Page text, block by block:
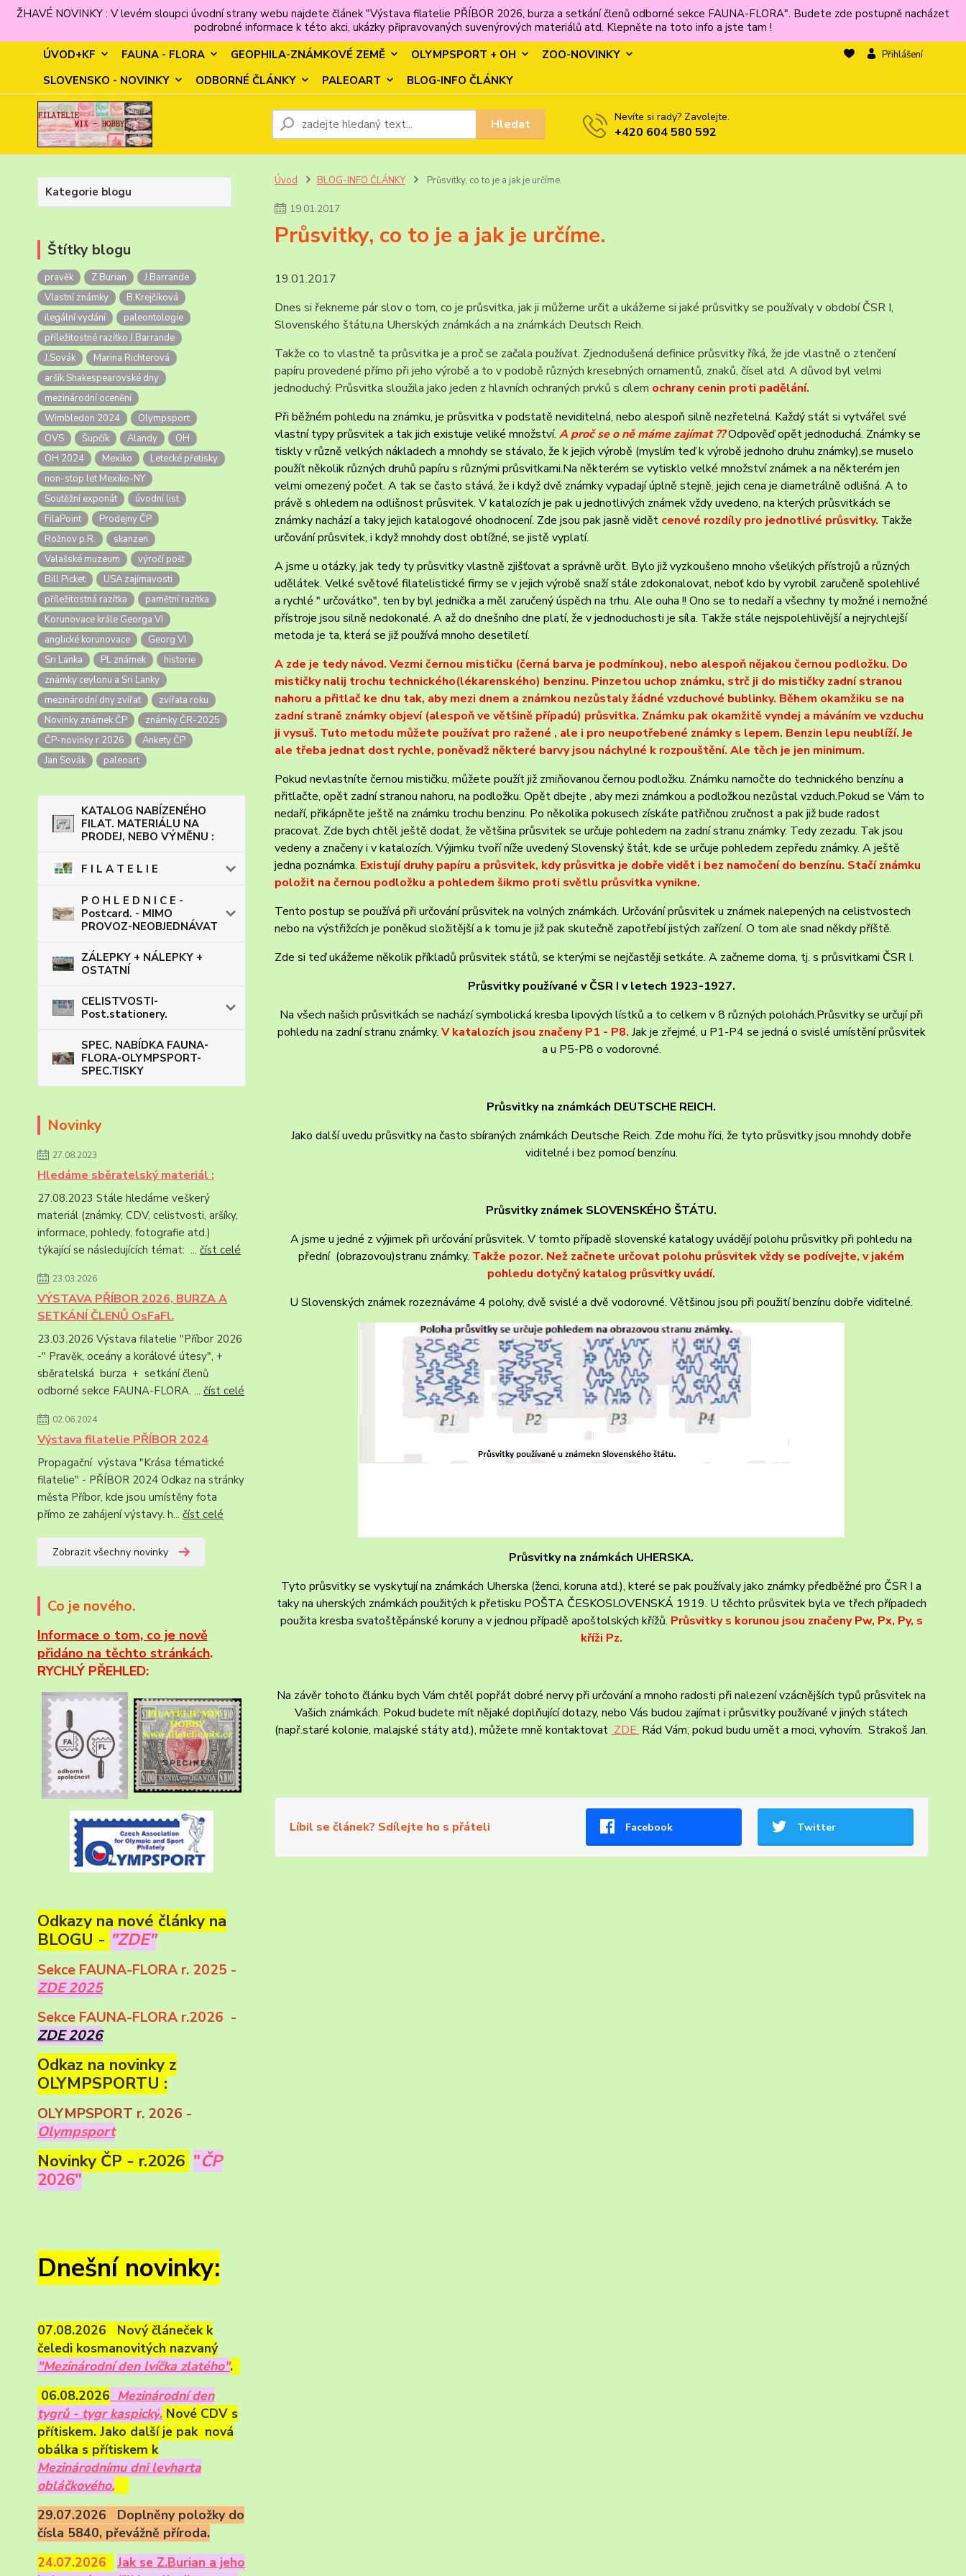
ŽHAVÉ NOVINKY : V levém sloupci úvodní strany webu najdete článek "Výstava filatelie PŘÍBOR 2026, burza a setkání členů odborné sekce FAUNA-FLORA". Budete zde postupně nacházet
podrobné informace k této akci, ukázky připravovaných suvenýrových materiálů atd. Klepněte na toto info a jste tam !
ÚVOD+KF
FAUNA - FLORA GEOPHILA-ZNÁMKOVÉ ZEMĚ OLYMPSPORT + OH
ZOO-NOVINKY
SLOVENSKO - NOVINKY
ODBORNÉ ČLÁNKY PALEOART BLOG-INFO ČLÁNKY
Přihlášení
Hledat Nevíte si rady? Zavolejte.
+420 604 580 592
Kategorie blogu
Štítky blogu
pravěk Z.Burian
J.Barrande
Vlastní známky
B.Krejčíková
ilegální vydání
paleontologie
příležitostné razítko J.Barrande
J.Sovák
Marina Richterová
aršík Shakespearovské dny
mezinárodní ocenění
Wimbledon 2024
Olympsport
OVS
Šupčík Alandy
OH
OH 2024
Mexiko
Letecké přetisky
non-stop let Mexiko-NY
Soutěžní exponát
úvodní list
FilaPoint
Prodejny ČP
Rožnov p.R.
skanzen
Valašské muzeum
výročí pošt
Bill Picket
USA zajímavosti
příležitostná razítka
pamětní razítka
Korunovace krále Georga VI
anglické korunovace
Georg VI
Sri Lanka
PL známek
historie
známky ceylonu a Sri Lanky
mezinárodní dny zvířat
zvířata roku
Novinky známek ČP
známky ČR-2025
ČP-novinky r.2026
Ankety ČP
Jan Sovák
paleoart
KATALOG NABÍZENÉHO
FILAT. MATERIÁLU NA
PRODEJ, NEBO VÝMĚNU :
F I L A T E L I E
P O H L E D N I C E -
Postcard. - MIMO
PROVOZ-NEOBJEDNÁVAT
ZÁLEPKY + NÁLEPKY +
OSTATNÍ
CELISTVOSTI-
Post.stationery.
SPEC. NABÍDKA FAUNA-
FLORA-OLYMPSPORT-
SPEC.TISKY
Novinky
27.08.2023
Hledáme sběratelský materiál :
27.08.2023 Stále hledáme veškerý
materiál (známky, CDV, celistvosti, aršíky,
informace, pohledy, fotografie atd.)
týkající se následujících témat: ... číst celé
23.03.2026
VÝSTAVA PŘÍBOR 2026, BURZA A
SETKÁNÍ ČLENŮ OsFaFl.
23.03.2026 Výstava filatelie "Příbor 2026
-" Pravěk, oceány a korálové útesy", +
sběratelská burza + setkání členů
odborné sekce FAUNA-FLORA. ... číst celé
02.06.2024
Výstava filatelie PŘÍBOR 2024
Propagační výstava "Krása tématické
filatelie" - PŘÍBOR 2024 Odkaz na stránky
města Příbor, kde jsou umístěny fota
přímo ze zahájení výstavy. h... číst celé
Zobrazit všechny novinky
Co je nového.
Informace o tom, co je nově
přidáno na těchto stránkách.
RYCHLÝ PŘEHLED:
Odkazy na nové články na
BLOGU - "ZDE"
Sekce FAUNA-FLORA r. 2025 -
ZDE 2025
Sekce FAUNA-FLORA r.2026 -
ZDE 2026
Odkaz na novinky z
OLYMPSPORTU :
OLYMPSPORT r. 2026 -
Olympsport
Novinky ČP - r.2026 "ČP
2026"
Dnešní novinky:
07.08.2026 Nový článeček k
čeledi kosmanovitých nazvaný
"Mezinárodní den lvíčka zlatého".
06.08.2026 Mezinárodní den
tygrů - tygr kaspický. Nové CDV s
přítiskem. Jako další je pak nová
obálka s přítiskem k
Mezinárodnímu dni levharta
obláčkového.
29.07.2026 Doplněny položky do
čísla 5840, převážně příroda.
24.07.2026
Jak se Z.Burian a jeho
Úvod BLOG-INFO ČLÁNKY Průsvitky, co to je a jak je určíme.
19.01.2017
Průsvitky, co to je a jak je určíme.
19.01.2017
Dnes si řekneme pár slov o tom, co je průsvitka, jak ji můžeme určit a ukážeme si jaké průsvitky se používaly v období ČSR I,
Slovenského štátu,na Uherských známkách a na známkách Deutsch Reich.
Takže co to vlastně ta průsvitka je a proč se začala používat. Zjednodušená definice průsvitky říká, že jde vlastně o ztenčení
papíru provedené přímo při jeho výrobě a to v podobě různých kresebných ornamentů, znaků, čísel atd. A důvod byl velmi
jednoduchý. Průsvitka sloužila jako jeden z hlavních ochraných prvků s cílem ochrany cenin proti padělání.
Při běžném pohledu na známku, je průsvitka v podstatě neviditelná, nebo alespoň silně nezřetelná. Každý stát si vytvářel své
vlastní typy průsvitek a tak jich existuje veliké množství. A proč se o ně máme zajímat ??Odpověď opět jednoduchá. Známky se
tiskly v různě velkých nákladech a mnohdy se stávalo, že k jejich výrobě (myslím teď k výrobě jednoho druhu známky),se muselo
použít několik různých druhů papíru s různými průsvitkami.Na některém se vytisklo velké množství známek a na některém jen
velmi omezený počet. A tak se často stává, že i když dvě známky vypadají úplně stejně, jejich cena je diametrálně odlišná. A to
právě s ohledem na odlišnost průsvitek. V katalozích je pak u jednotlivých známek vždy uvedeno, na kterých průsvitkách se
známky nachází a taky jejich katalogové ohodnocení. Zde jsou pak jasně vidět cenové rozdíly pro jednotlivé průsvitky. Takže
určování průsvitek, i když mnohdy dost obtížné, se jistě vyplatí.
A jsme u otázky, jak tedy ty průsvitky vlastně zjišťovat a správně určit. Bylo již vyzkoušeno mnoho všelikých přístrojů a různých
udělátek. Velké světové filatelistické firmy se v jejich výrobě snaží stále zdokonalovat, neboť kdo by vyrobil zaručeně spolehlivé
a rychlé " určovátko", ten by byl jednička a měl zaručený úspěch na trhu. Ale ouha !! Ono se to nedaří a všechny ty možné i nemožné
přístroje jsou silně nedokonalé. A až do dnešního dne platí, že v jednoduchosti je síla. Takže stále nejspolehlivější a nejrychlejší
metoda je ta, která se již používá mnoho desetiletí.
A zde je tedy návod. Vezmi černou mističku (černá barva je podmínkou), nebo alespoň nějakou černou podložku. Do
mističky nalij trochu technického(lékarenského) benzinu. Pinzetou uchop známku, strč ji do mističky zadní stranou
nahoru a přitlač ke dnu tak, aby mezi dnem a známkou nezůstaly žádné vzduchové bublinky. Během okamžiku se na
zadní straně známky objeví (alespoň ve většině případú) průsvitka. Známku pak okamžitě vyndej a máváním ve vzduchu
ji vysuš. Tuto metodu můžete používat pro ražené , ale i pro neupotřebené známky s lepem. Benzin lepu neublíží. Je
ale třeba jednat dost rychle, poněvadž některé barvy jsou náchylné k rozpouštění. Ale těch je jen minimum.
Pokud nevlastníte černou mističku, můžete použít již zmiňovanou černou podložku. Známku namočte do technického benzínu a
přitlačte, opět zadní stranou nahoru, na podložku. Opět dbejte , aby mezi známkou a podložkou nezůstal vzduch.Pokud se Vám to
nedaří, přikápněte ještě na známku trochu benzinu. Po několika pokusech získáte patřičnou zručnost a pak již bude radost
pracovat. Zde bych chtěl ještě dodat, že většina průsvitek se určuje pohledem na zadní stranu známky. Tedy zezadu. Tak jsou
vedeny a značeny i v katalozích. Výjimku tvoří níže uvedený Slovenský štát, kde se určuje pohledem zepředu známky. A ještě
jedna poznámka. Existují druhy papíru a průsvitek, kdy průsvitka je dobře vidět i bez namočení do benzínu. Stačí známku
položit na černou podložku a pohledem šikmo proti světlu průsvitka vynikne.
Tento postup se používá při určování průsvitek na volných známkách. Určování průsvitek u známek nalepených na celistvostech
nebo na výstřižcích je poněkud složitější a k tomu je již pak skutečně zapotřebí jistých zařízení. O tom ale snad někdy příště.
Zde si teď ukážeme několik příkladů průsvitek států, se kterými se nejčastěji setkáte. A začneme doma, tj. s průsvitkami ČSR I.
Průsvitky používané v ČSR I v letech 1923-1927.
Na všech našich průsvitkách se nachází symbolická kresba lipových lístků a to celkem v 8 různých polohách.Průsvitky se určují při
pohledu na zadní stranu známky. V katalozích jsou značeny P1 - P8. Jak je zřejmé, u P1-P4 se jedná o svislé umístění průsvitek
a u P5-P8 o vodorovné.
Průsvitky na známkách DEUTSCHE REICH.
Jako další uvedu průsvitky na často sbíraných známkách Deutsche Reich. Zde mohu říci, že tyto průsvitky jsou mnohdy dobře
viditelné i bez pomocí benzínu.
Průsvitky známek SLOVENSKÉHO ŠTÁTU.
A jsme u jedné z výjimek při určování průsvitek. V tomto případě slovenské katalogy uvádějí polohu průsvitky při pohledu na
přední (obrazovou)stranu známky. Takže pozor. Než začnete určovat polohu průsvitek vždy se podívejte, v jakém
pohledu dotyčný katalog průsvitky uvádí.
U Slovenských známek rozeznáváme 4 polohy, dvě svislé a dvě vodorovné. Většinou jsou při použití benzínu dobře viditelné.
Průsvitky na známkách UHERSKA.
Tyto průsvitky se vyskytují na známkách Uherska (ženci, koruna atd.), které se pak používaly jako známky předběžné pro ČSR I a
taky na uherských známkách použitých k přetisku POŠTA ČESKOSLOVENSKÁ 1919. U těchto průsvitek byla ve třech případech
použita kresba svatoštěpánské koruny a v jednou případě apoštolských křížů. Průsvitky s korunou jsou značeny Pw, Px, Py, s
kříži Pz.
Na závěr tohoto článku bych Vám chtěl popřát dobré nervy při určování a mnoho radosti při nalezení vzácnějších typů průsvitek na
Vašich známkách. Pokud budete mít nějaké doplňující dotazy, nebo Vás budou zajímat i průsvitky používané v jiných státech
(např.staré kolonie, malajské státy atd.), můžete mně kontaktovat ZDE. Rád Vám, pokud budu umět a moci, vyhovím. Strakoš Jan.
Líbil se článek? Sdílejte ho s přáteli Facebook Twitter